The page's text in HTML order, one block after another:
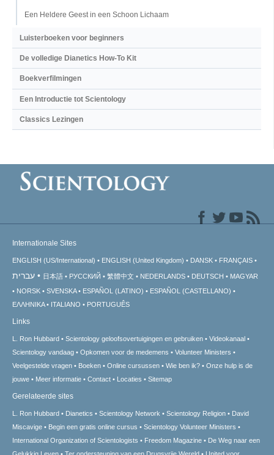
Een Heldere Geest in een Schoon Lichaam
Luisterboeken voor beginners
De volledige Dianetics How-To Kit
Boekverfilmingen
Een Introductie tot Scientology
Classics Lezingen
Internationale Sites
ENGLISH (US/International) ENGLISH (United Kingdom) DANSK FRANÇAIS
עברית 日本語 РУССКИЙ 繁體中文 NEDERLANDS DEUTSCH
MAGYAR
NORSK
SVENSKA ESPAÑOL (LATINO)
ESPAÑOL (CASTELLANO)
ΕΛΛΗΝΙΚA
ITALIANO PORTUGUÊS
Links
L. Ron Hubbard Scientology geloofsovertuigingen en gebruiken
Videokanaal
Scientology vandaag
Opkomen voor de medemens
Volunteer Ministers
Veelgestelde vragen
Boeken Online cursussen Wie ben ik?
Onze hulp is de
jouwe
Meer informatie Contact Locaties Sitemap
Gerelateerde sites
L. Ron Hubbard Dianetics Scientology Network Scientology Religion
David
Miscavige
Begin een gratis online cursus
Scientology Volunteer Ministers
International Organization of Scientologists
Freedom Magazine
De Weg naar een